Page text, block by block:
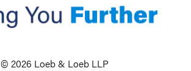
© 2026 Loeb & Loeb LLP